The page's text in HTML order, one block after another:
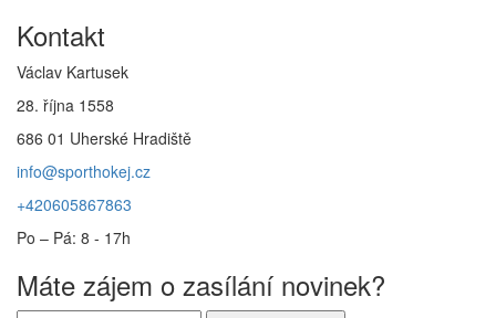
Kontakt
Václav Kartusek
28. října 1558
686 01 Uherské Hradiště
info@sporthokej.cz
+420605867863
Po – Pá: 8 - 17h
Máte zájem o zasílání novinek?